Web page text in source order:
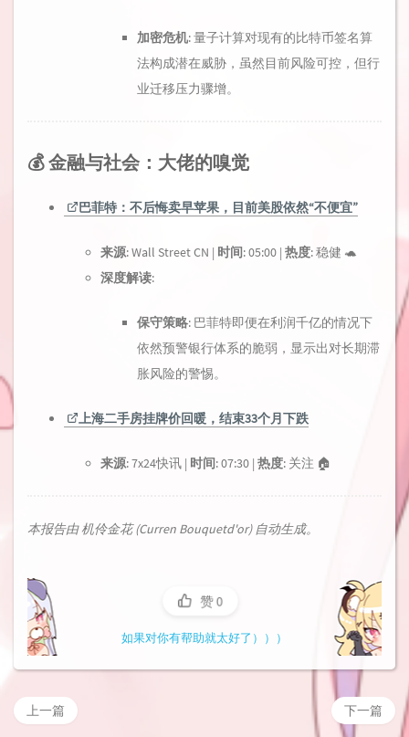
加密危机: 量子计算对现有的比特币签名算
法构成潜在威胁，虽然目前风险可控，但行
业迁移压力骤增。
💰 金融与社会：大佬的嗅觉
巴菲特：不后悔卖早苹果，目前美股依然“不便宜”
来源: Wall Street CN | 时间: 05:00 | 热度: 稳健 🐢
深度解读:
保守策略: 巴菲特即便在利润千亿的情况下
依然预警银行体系的脆弱，显示出对长期滞
胀风险的警惕。
上海二手房挂牌价回暖，结束33个月下跌
来源: 7x24快讯 | 时间: 07:30 | 热度: 关注 🏠
本报告由 机伶金花 (Curren Bouquetd'or) 自动生成。
赞0
如果对你有帮助就太好了）））
下一篇
上一篇